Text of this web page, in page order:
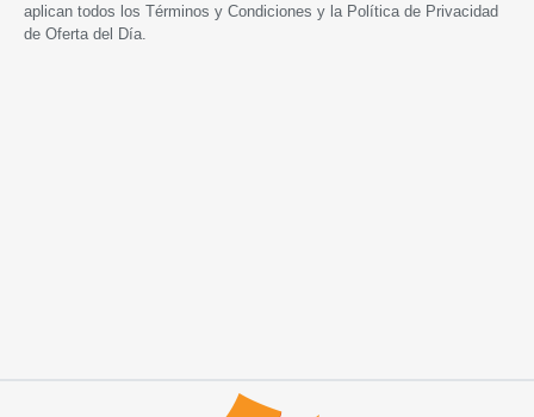
aplican todos los Términos y Condiciones y la Política de Privacidad
de Oferta del Día.